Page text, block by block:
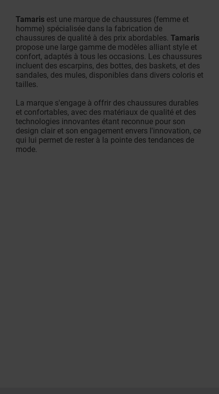
Tamaris est une marque de chaussures (femme et
homme) spécialisée dans la fabrication de
chaussures de qualité à des prix abordables. Tamaris
propose une large gamme de modèles alliant style et
confort, adaptés à tous les occasions. Les chaussures
incluent des escarpins, des bottes, des baskets, et des
sandales, des mules, disponibles dans divers coloris et
tailles.
La marque s'engage à offrir des chaussures durables
et confortables, avec des matériaux de qualité et des
technologies innovantes étant reconnue pour son
design clair et son engagement envers l'innovation, ce
qui lui permet de rester à la pointe des tendances de
mode.